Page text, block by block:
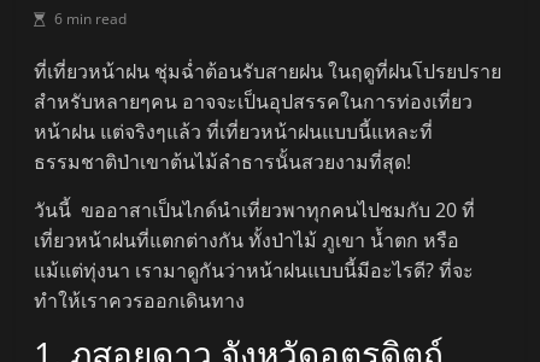
6 min read
ที่เที่ยวหน้าฝน ชุ่มฉ่ำต้อนรับสายฝน ในฤดูที่ฝนโปรยปราย
สำหรับหลายๆคน อาจจะเป็นอุปสรรคในการท่องเที่ยว
หน้าฝน แต่จริงๆแล้ว ที่เที่ยวหน้าฝนแบบนี้แหละที่
ธรรมชาติป่าเขาต้นไม้ลำธารนั้นสวยงามที่สุด!
วันนี้ ขออาสาเป็นไกด์นำเที่ยวพาทุกคนไปชมกับ 20 ที่
เที่ยวหน้าฝนที่แตกต่างกัน ทั้งป่าไม้ ภูเขา น้ำตก หรือ
แม้แต่ทุ่งนา เรามาดูกันว่าหน้าฝนแบบนี้มีอะไรดี? ที่จะ
ทำให้เราควรออกเดินทาง